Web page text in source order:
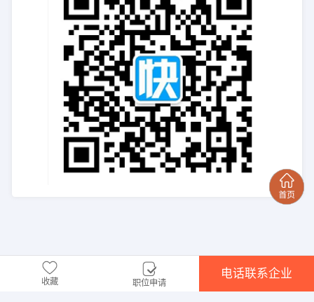
收藏 职位申请
电话联系企业